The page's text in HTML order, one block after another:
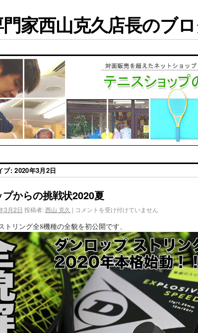
家西山克久店長のブ
ブ:2020年3月2日
からの挑戦状2020夏
3月2日 投稿者: 西山 克久 | コメントを受け付けていません
トリング全8機種の全貌を初公開です、